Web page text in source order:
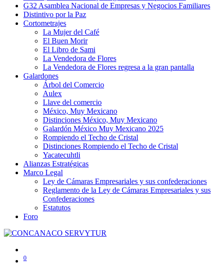
G32 Asamblea Nacional de Empresas y Negocios Familiares
Distintivo por la Paz
Cortometrajes
La Mujer del Café
El Buen Morir
El Libro de Sami
La Vendedora de Flores
La Vendedora de Flores regresa a la gran pantalla
Galardones
Árbol del Comercio
Aulex
Llave del comercio
México, Muy Mexicano
Distinciones México, Muy Mexicano
Galardón México Muy Mexicano 2025
Rompiendo el Techo de Cristal
Distinciones Rompiendo el Techo de Cristal
Yacatecuhtli
Alianzas Estratégicas
Marco Legal
Ley de Cámaras Empresariales y sus confederaciones
Reglamento de la Ley de Cámaras Empresariales y sus
Confederaciones
Estatutos
Foro
0